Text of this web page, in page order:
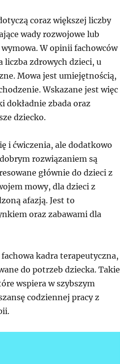
coraz większej liczby
wady rozwojowe lub
W opinii fachowców
liczba zdrowych dzieci, u
Mowa jest umiejętnością,
Wskazane jest więc
dokładnie zbada oraz
dziecko.
i ćwiczenia, ale dodatkowo
rozwiązaniem są
głównie do dzieci z
mowy, dla dzieci z
afazją. Jest to
oraz zabawami dla
kadra terapeutyczna,
do potrzeb dziecka. Takie
wspiera w szybszym
codziennej pracy z